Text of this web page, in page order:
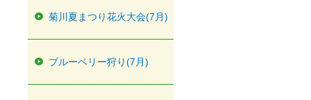
菊川夏まつり花火大会(7月)
ブルーベリー狩り(7月)